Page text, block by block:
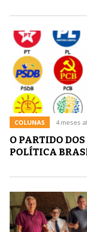
COLUNAS 4 meses
O PARTIDO
POLÍTICA